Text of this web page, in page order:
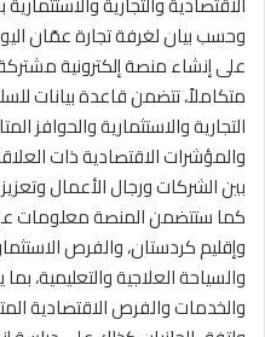
وحسب بيان لغرفة تجارة عمّان
على إنشاء منصة إلكترونية
متكاملاً، تتضمن قاعدة بيانات
التجارية والاستثمارية والحوافز
والمؤشرات الاقتصادية ذات
بين الشركات ورجال الأعمال
كما ستتضمن المنصة معلومات
وإقليم كردستان، والفرص
والسياحة العلاجية والتعليمية، بما
والخدمات والفرص الاقتصادية